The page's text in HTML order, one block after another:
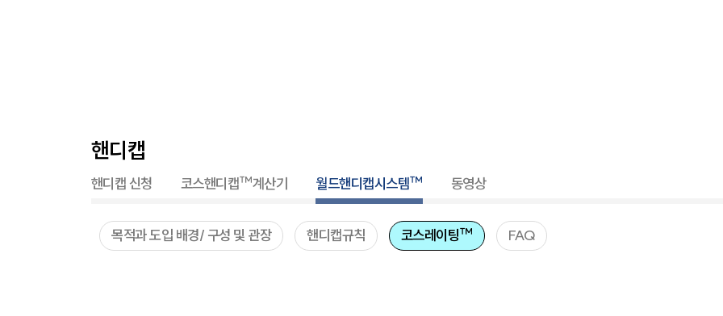
핸디캡
핸디캡 신청 코스핸디캡™계산기 월드핸디캡시스템™ 동영상
목적과 도입 배경/ 구성 및 관장 핸디캡규칙 코스레이팅™ FAQ